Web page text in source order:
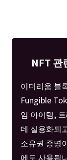
NFT 관
이더리움 블
Fungible
임 아이템,
데 실용화되
소유권 증명
에도 사용됩